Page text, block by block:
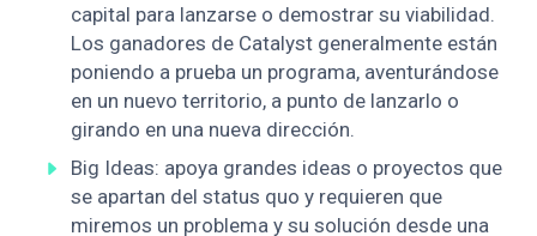
capital para lanzarse o demostrar su viabilidad.
Los ganadores de Catalyst generalmente están
poniendo a prueba un programa, aventurándose
en un nuevo territorio, a punto de lanzarlo o
girando en una nueva dirección.
Big Ideas: apoya grandes ideas o proyectos que
se apartan del status quo y requieren que
miremos un problema y su solución desde una